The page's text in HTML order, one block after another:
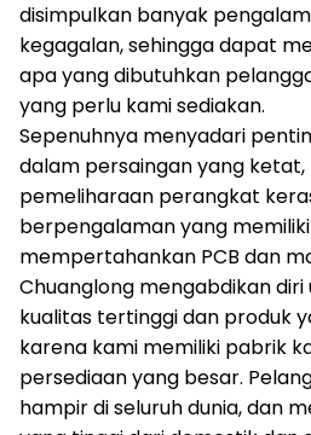
disimpulkan banyak
kegagalan, sehingga dapat
apa yang dibutuhkan
yang perlu kami sediakan.
Sepenuhnya menyadari
dalam persaingan yang ketat,
pemeliharaan perangkat
berpengalaman yang
mempertahankan PCB dan
Chuanglong mengabdikan
kualitas tertinggi dan produk
karena kami memiliki pabrik
persediaan yang besar.
hampir di seluruh dunia, dan